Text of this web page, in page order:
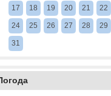
17 18 19 20 21 22
24 25 26 27 28 29
31